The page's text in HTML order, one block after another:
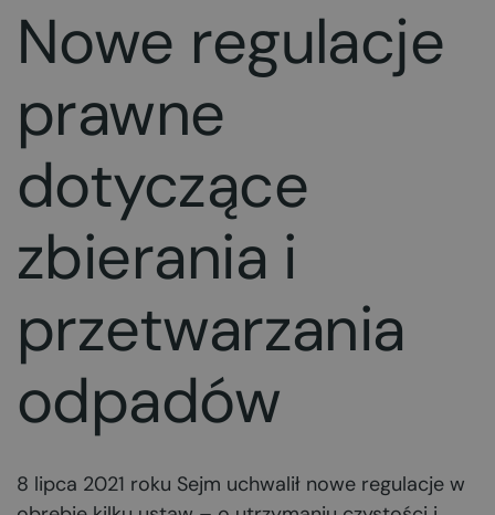
Nowe regulacje
prawne
dotyczące
zbierania i
przetwarzania
odpadów
8 lipca 2021 roku Sejm uchwalił nowe regulacje w